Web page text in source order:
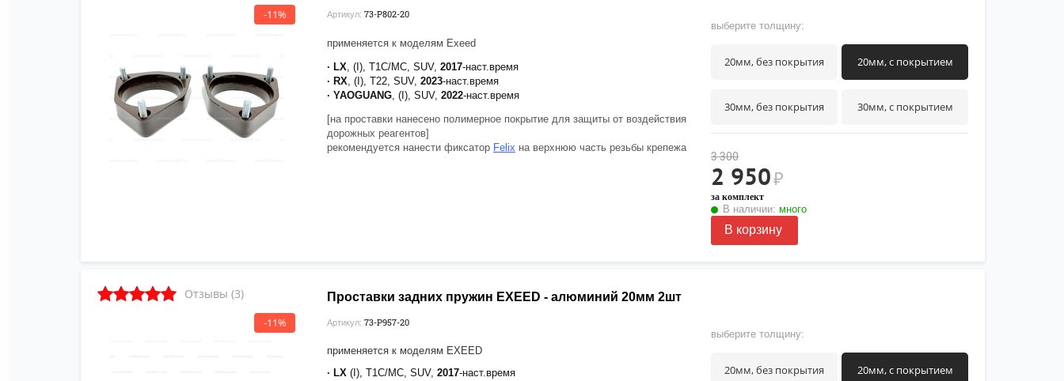
-11% Артикул: 73-P802-20
применяется к моделям Exeed
· LX , (I), T1C/MC, SUV, 2017-наст.время
· RX , (I), T22, SUV, 2023-наст.время
· YAOGUANG , (I), SUV, 2022-наст.время
[на проставки нанесено полимерное покрытие для защиты от воздействия
дорожных реагентов]
рекомендуется нанести фиксатор Felix на верхнюю часть резьбы крепежа
выберите толщину:
20мм, без покрытия 20мм, с покрытием
30мм, без покрытия 30мм, с покрытием
3 300
2 950₽
за комплект
В наличии: много
В корзину
Отзывы (3)
-11%
Проставки задних пружин EXEED - алюминий 20мм 2шт
Артикул: 73-P957-20
применяется к моделям EXEED
· LX (I), T1C/MC, SUV, 2017-наст.время
выберите толщину:
20мм, без покрытия 20мм, с покрытием